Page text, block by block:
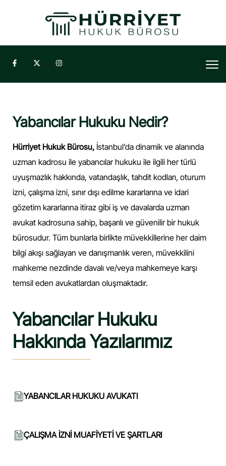
Yabancılar Hukuku Nedir?
Hürriyet Hukuk Bürosu, İstanbul’da dinamik ve alanında
uzman kadrosu ile yabancılar hukuku ile ilgili her türlü
uyuşmazlık hakkında, vatandaşlık, tahdit kodları, oturum
izni, çalışma izni, sınır dışı edilme kararlarına ve idari
gözetim kararlarına itiraz gibi iş ve davalarda uzman
avukat kadrosuna sahip, başarılı ve güvenilir bir hukuk
bürosudur. Tüm bunlarla birlikte müvekkillerine her daim
bilgi akışı sağlayan ve danışmanlık veren, müvekkilini
mahkeme nezdinde davalı ve/veya mahkemeye karşı
temsil eden avukatlardan oluşmaktadır.
Yabancılar Hukuku
Hakkında Yazılarımız
YABANCILAR HUKUKU AVUKATI
ÇALIŞMA İZNİ MUAFİYETİ VE ŞARTLARI